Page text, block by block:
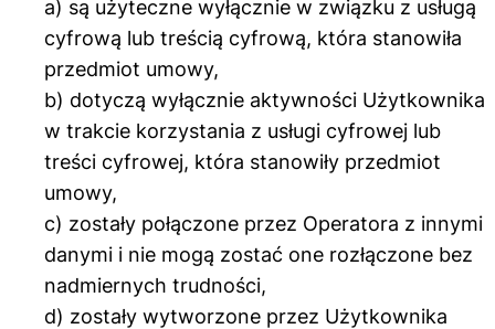
a) są użyteczne wyłącznie w związku z usługą
cyfrową lub treścią cyfrową, która stanowiła
przedmiot umowy,
b) dotyczą wyłącznie aktywności Użytkownika
w trakcie korzystania z usługi cyfrowej lub
treści cyfrowej, która stanowiły przedmiot
umowy,
c) zostały połączone przez Operatora z innymi
danymi i nie mogą zostać one rozłączone bez
nadmiernych trudności,
d) zostały wytworzone przez Użytkownika